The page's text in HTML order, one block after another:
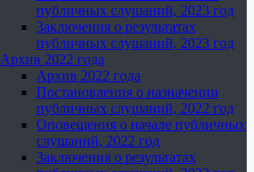
публичных слушаний, 2023 год
Заключения о результатах
публичных слушаний, 2023 год
Архив 2022 года
Архив 2022 года
Постановления о назначении
публичных слушаний, 2022 год
Оповещения о начале публичных
слушаний, 2022 год
Заключения о результатах